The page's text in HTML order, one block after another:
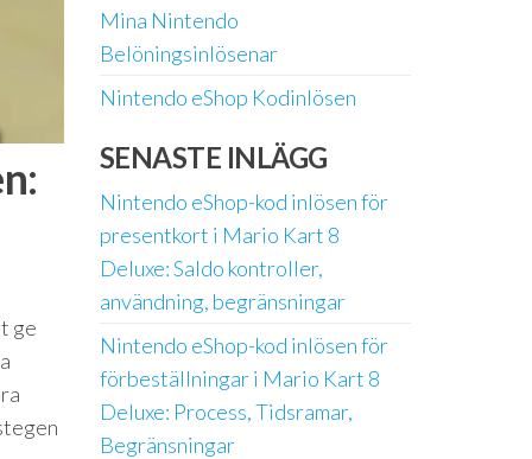
ge
Mina Nintendo
Belöningsinlösenar
Nintendo eShop Kodinlösen
SENASTE INLÄGG
Nintendo eShop-kod inlösen för
presentkort i Mario Kart 8
Deluxe: Saldo kontroller,
användning, begränsningar
Nintendo eShop-kod inlösen för
förbeställningar i Mario Kart 8
Deluxe: Process, Tidsramar,
Begränsningar